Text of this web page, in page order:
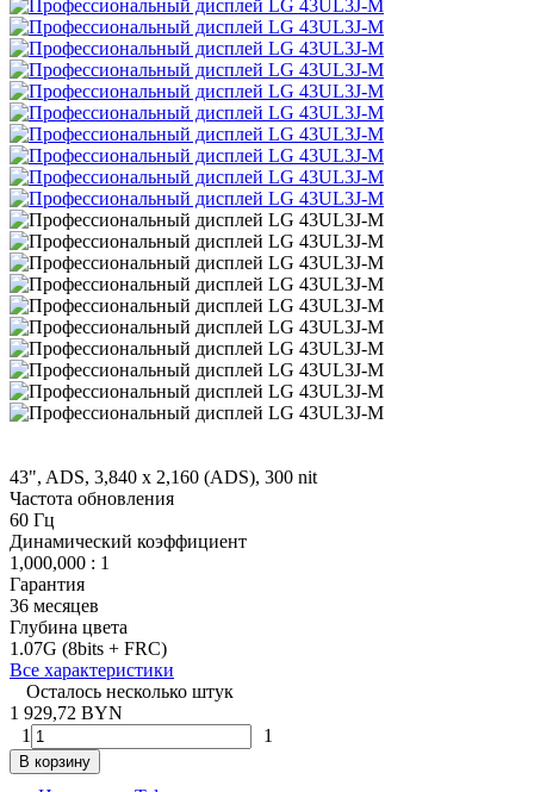
43", ADS, 3,840 x 2,160 (ADS), 300 nit
Частота обновления
60 Гц
Динамический коэффициент
1,000,000 : 1
Гарантия
36 месяцев
Глубина цвета
1.07G (8bits + FRC)
Все характеристики
Осталось несколько штук
1 929,72 BYN
1
1
В корзину